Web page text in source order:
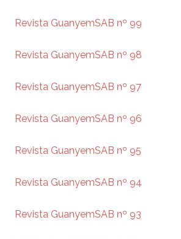
Revista GuanyemSAB nº 99
Revista GuanyemSAB nº 98
Revista GuanyemSAB nº 97
Revista GuanyemSAB nº 96
Revista GuanyemSAB nº 95
Revista GuanyemSAB nº 94
Revista GuanyemSAB nº 93